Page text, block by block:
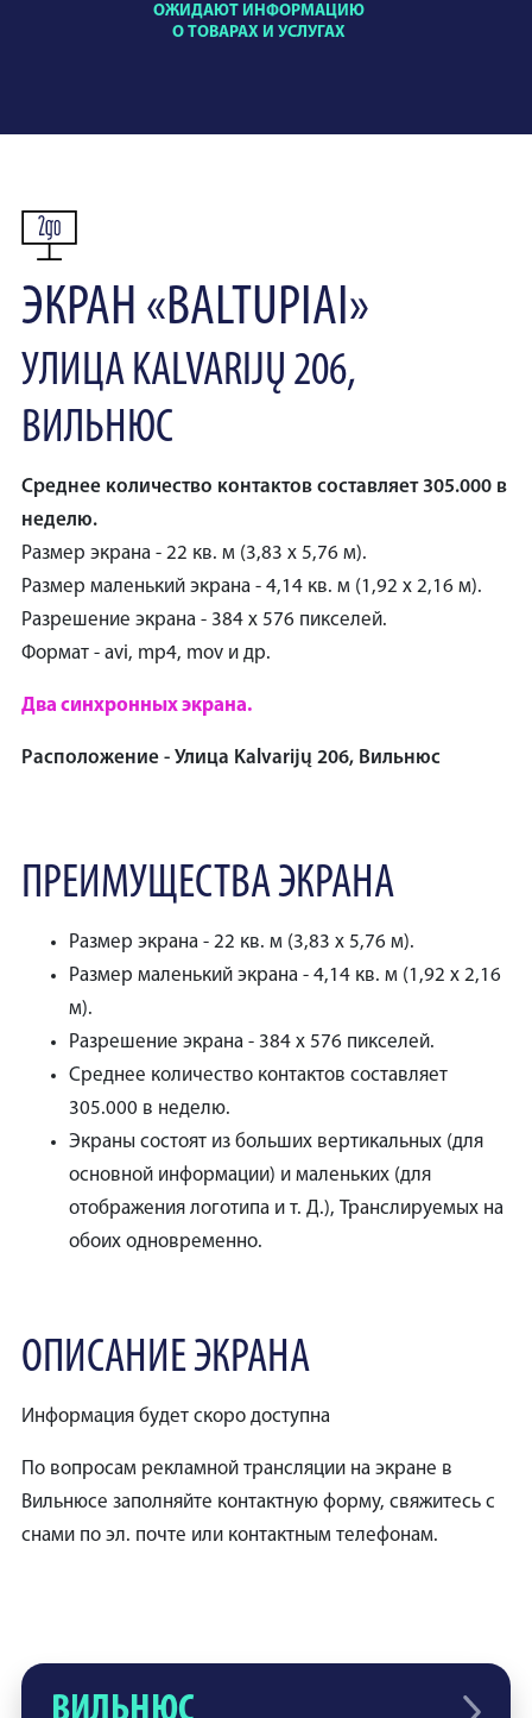
ОЖИДАЮТ ИНФОРМАЦИЮ
О ТОВАРАХ И УСЛУГАХ
ЭКРАН «BALTUPIAI»
УЛИЦА KALVARIJŲ 206,
ВИЛЬНЮС
Среднее количество контактов составляет 305.000 в
неделю.
Размер экрана - 22 кв. м (3,83 x 5,76 м).
Размер маленький экрана - 4,14 кв. м (1,92 x 2,16 м).
Разрешение экрана - 384 x 576 пикселей.
Формат - avi, mp4, mov и др.
Два синхронных экрана.
Расположение - Улица Kalvarijų 206, Вильнюс
ПРЕИМУЩЕСТВА ЭКРАНА
Размер экрана - 22 кв. м (3,83 x 5,76 м).
Размер маленький экрана - 4,14 кв. м (1,92 x 2,16
м).
Разрешение экрана - 384 x 576 пикселей.
Среднее количество контактов составляет
305.000 в неделю.
Экраны состоят из больших вертикальных (для
основной информации) и маленьких (для
отображения логотипа и т. Д.), Транслируемых на
обоих одновременно.
ОПИСАНИЕ ЭКРАНА
Информация будет скоро доступна
По вопросам рекламной трансляции на экране в
Вильнюсе заполняйте контактную форму, свяжитесь с
снами по эл. почте или контактным телефонам.